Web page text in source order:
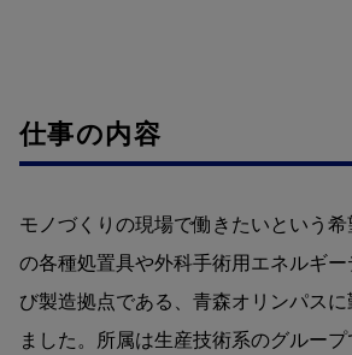
仕事の内容
モノづくりの現場で働きたいという
の各種処置具や外科手術用エネルギ
び製造拠点である、青森オリンパス
ました。所属は生産技術系のグルー